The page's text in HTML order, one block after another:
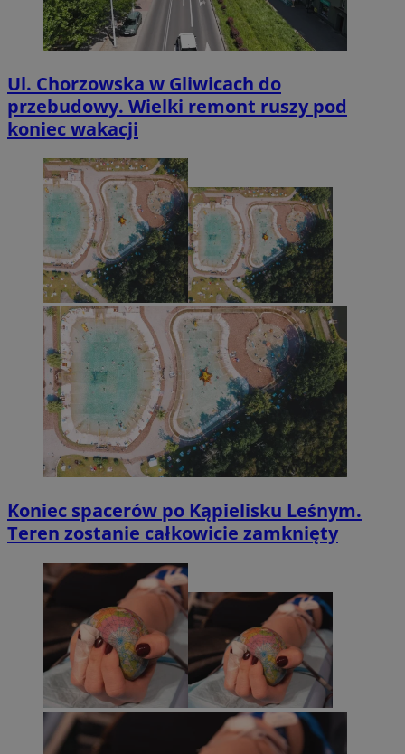
Ul. Chorzowska w Gliwicach do
przebudowy. Wielki remont ruszy pod
koniec wakacji
Koniec spacerów po Kąpielisku Leśnym.
Teren zostanie całkowicie zamknięty